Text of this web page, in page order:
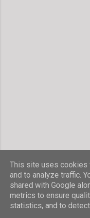
This site uses
and to analyze traffic.
shared with Google
metrics to ensure
statistics, and to